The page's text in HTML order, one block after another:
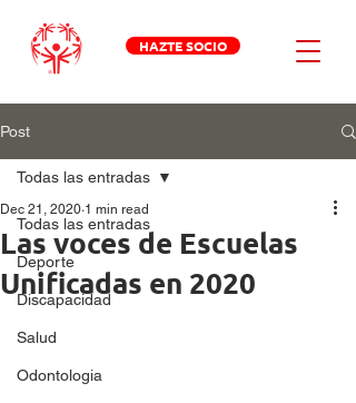
HAZTE SOCIO
Post
Todas las entradas
Deporte
Discapacidad
Salud
Odontologia
Todas las entradas
Las voces de Escuelas
Unificadas en 2020
Dec 21, 2020 1 min read